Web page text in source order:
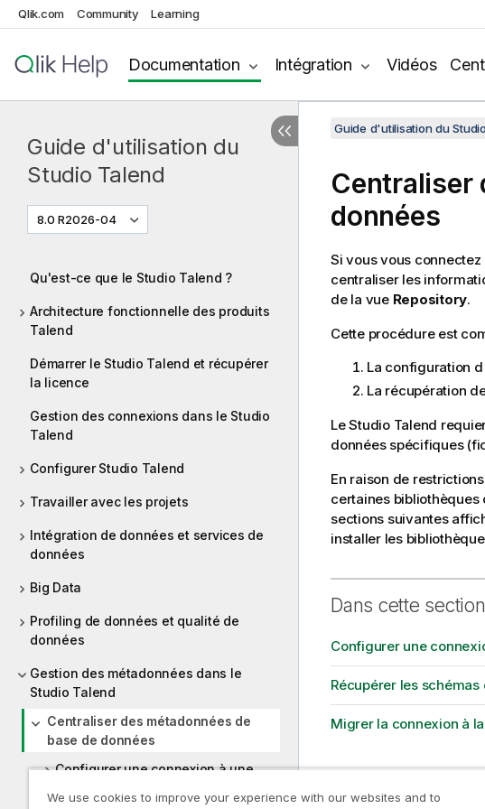
Qlik.com Community Learning
Documentation Intégration Vidéos
Guide d'utilisation du
Studio Talend
8.0 R2026-04
Qu'est-ce que le Studio Talend ?
Architecture fonctionnelle des produits
Talend
Démarrer le Studio Talend et récupérer
la licence
Gestion des connexions dans le Studio
Talend
Configurer Studio Talend
Travailler avec les projets
Intégration de données et services de
données
Big Data
Profiling de données et qualité de
données
Gestion des métadonnées dans le
Studio Talend
Centraliser des métadonnées de
base de données
Configurer une connexion à une
Guide d'utilisation du
Centraliser
données
Si vous vous
centraliser les
de la vue Repository.
Cette procédure est
La configuration
La récupération
LeStudio Talend
données spécifiques
En raison de
certaines bibliothèques
sections suivantes
installer les
Dans cette section
Configurer une
Récupérer les schémas
Migrer la connexion à
Rubrique précédente
We use cookies to improve your experience with our websites and to